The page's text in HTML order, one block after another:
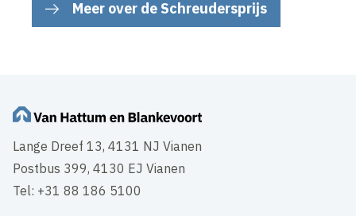
Meer over de Schreudersprijs
Lange Dreef 13, 4131 NJ Vianen
Postbus 399, 4130 EJ Vianen
Tel: +31 88 186 5100